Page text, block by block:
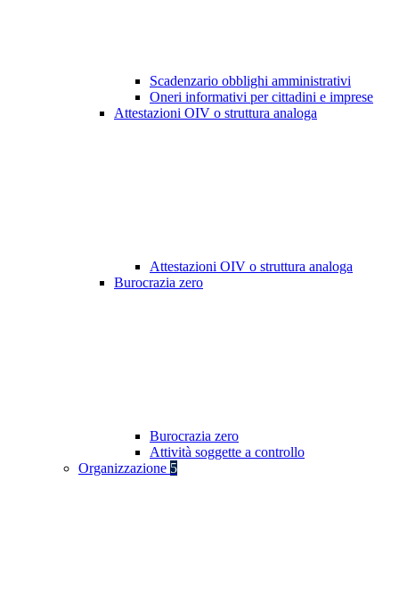
Scadenzario obblighi amministrativi
Oneri informativi per cittadini e imprese
Attestazioni OIV o struttura analoga
Attestazioni OIV o struttura analoga
Burocrazia zero
Burocrazia zero
Attività soggette a controllo
Organizzazione 5